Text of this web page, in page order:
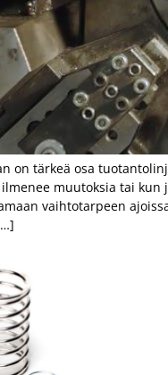
on tärkeä osa
muutoksia tai
vaihtotarpeen